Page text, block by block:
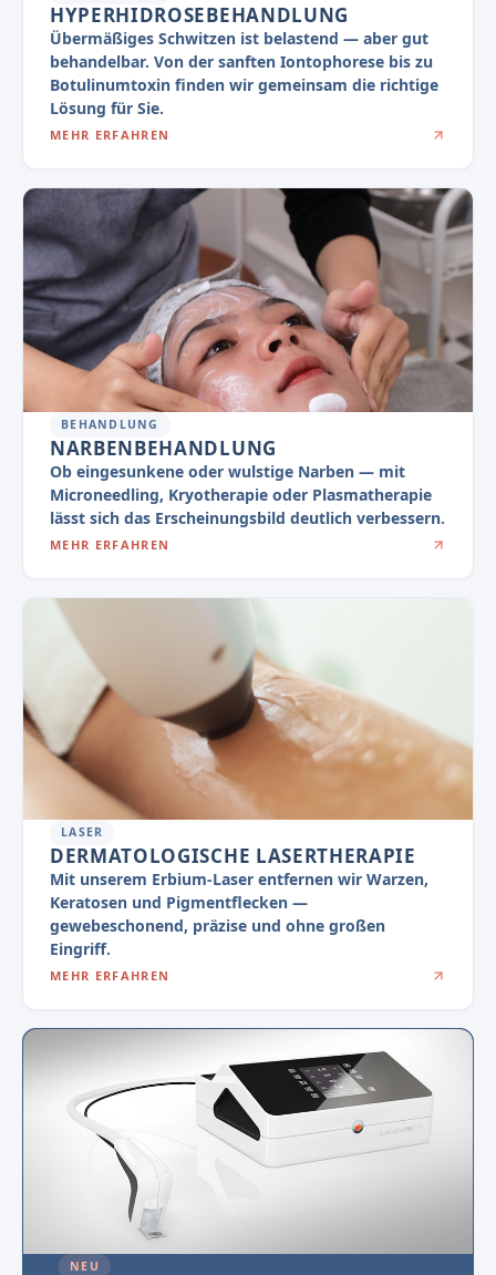
HYPERHIDROSEBEHANDLUNG
Übermäßiges Schwitzen ist belastend — aber gut
behandelbar. Von der sanften Iontophorese bis zu
Botulinumtoxin finden wir gemeinsam die richtige
Lösung für Sie.
MEHR ERFAHREN
BEHANDLUNG
NARBENBEHANDLUNG
Ob eingesunkene oder wulstige Narben — mit
Microneedling, Kryotherapie oder Plasmatherapie
lässt sich das Erscheinungsbild deutlich verbessern.
MEHR ERFAHREN
LASER
DERMATOLOGISCHE LASERTHERAPIE
Mit unserem Erbium-Laser entfernen wir Warzen,
Keratosen und Pigmentflecken —
gewebeschonend, präzise und ohne großen
Eingriff.
MEHR ERFAHREN
NEU